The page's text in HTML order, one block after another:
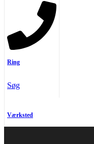
Ring
Søg
Værksted